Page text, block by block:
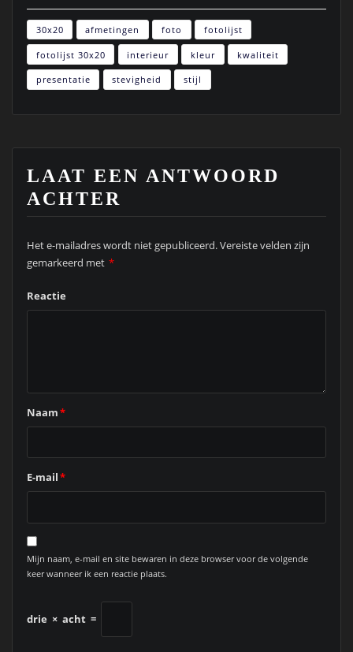
30x20 afmetingen foto fotolijst
fotolijst 30x20 interieur kleur kwaliteit
presentatie stevigheid stijl
LAAT EEN ANTWOORD
ACHTER
Het e-mailadres wordt niet gepubliceerd.Vereiste velden zijn
gemarkeerd met *
Reactie
Naam*
E-mail*
Mijn naam, e-mail en site bewaren in deze browser voor de volgende
keer wanneer ik een reactie plaats.
drie × acht =